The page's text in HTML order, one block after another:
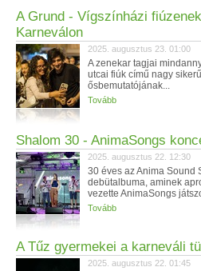
A Grund - Vígszínházi
Karneválon
2025. augusztus 23. 01:00
A zenekar tagjai
utcai fiúk című nagy
ősbemutatójának...
Tovább
Shalom 30 - AnimaSongs
2025. augusztus 22. 12:30
30 éves az Anima Sound
debütalbuma, aminek
vezette AnimaSongs
Tovább
A Tűz gyermekei a karneváli
2025. augusztus 22. 01:45